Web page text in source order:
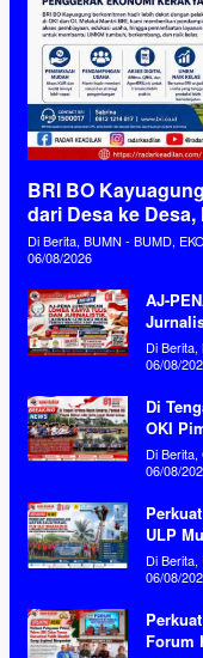
BRI BO
dari Desa ke
Penggerak
Di Berita, BUMN - BUMD,
06/08/2026
AJ-
Di
06/08/
Di
OKI
Istisqa
Di Berita,
06/08/
ULP
dan
Di
06/08/
Forum